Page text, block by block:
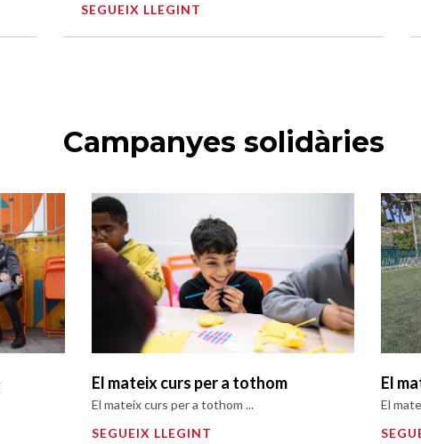
SEGUEIX LLEGINT
Campanyes solidàries
El mateix curs per a tothom
El mateix curs per a tothom ...
SEGUEIX LLEGINT
El
El